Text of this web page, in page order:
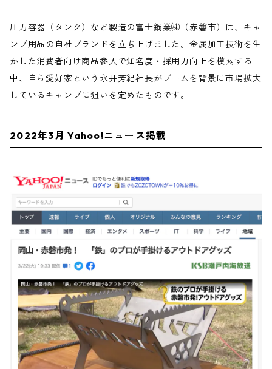
圧力容器（タンク）など製造の富士鋼業㈱（赤磐市）は、キャ
ンプ用品の自社ブランドを立ち上げました。金属加工技術を生
かした消費者向け商品参入で知名度・採用力向上を模索する
中、自ら愛好家という永井芳紀社長がブームを背景に市場拡大
しているキャンプに狙いを定めたものです。
2022年3月 Yahoo!ニュース掲載